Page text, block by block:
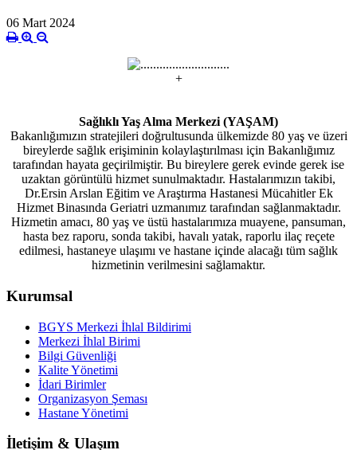
06 Mart 2024
+
Sağlıklı Yaş Alma Merkezi (YAŞAM)
Bakanlığımızın stratejileri doğrultusunda ülkemizde 80 yaş ve üzeri
bireylerde sağlık erişiminin kolaylaştırılması için Bakanlığımız
tarafından hayata geçirilmiştir. Bu bireylere gerek evinde gerek ise
uzaktan görüntülü hizmet sunulmaktadır. Hastalarımızın takibi,
Dr.Ersin Arslan Eğitim ve Araştırma Hastanesi Mücahitler Ek
Hizmet Binasında Geriatri uzmanımız tarafından sağlanmaktadır.
Hizmetin amacı, 80 yaş ve üstü hastalarımıza muayene, pansuman,
hasta bez raporu, sonda takibi, havalı yatak, raporlu ilaç reçete
edilmesi, hastaneye ulaşımı ve hastane içinde alacağı tüm sağlık
hizmetinin verilmesini sağlamaktır.
Kurumsal
BGYS Merkezi İhlal Bildirimi
Merkezi İhlal Birimi
Bilgi Güvenliği
Kalite Yönetimi
İdari Birimler
Organizasyon Şeması
Hastane Yönetimi
İletişim & Ulaşım